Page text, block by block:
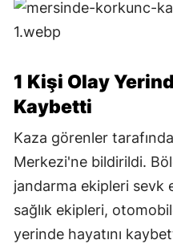
1 Kişi Olay
Kaybetti
Kaza görenler
Merkezi'ne bildirildi.
jandarma ekipleri sevk
sağlık ekipleri,
yerinde hayatını